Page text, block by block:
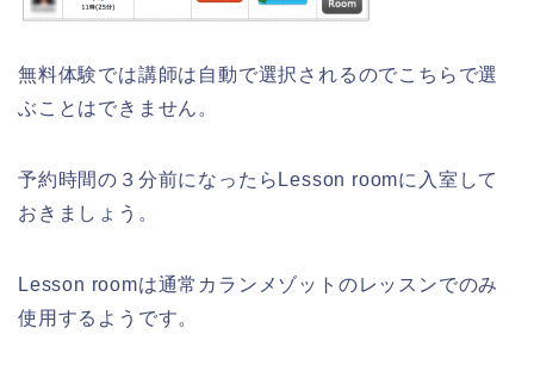
無料体験では講師は自動で選択されるのでこちらで選
ぶことはできません。
予約時間の３分前になったらLesson roomに入室して
おきましょう。
Lesson roomは通常カランメゾットのレッスンでのみ
使用するようです。